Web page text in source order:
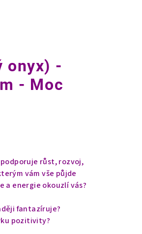
onyx) -
- Moc
růst, rozvoj,
vám vše půjde
a energie okouzlí vás?
fantazíruje?
pozitivity?